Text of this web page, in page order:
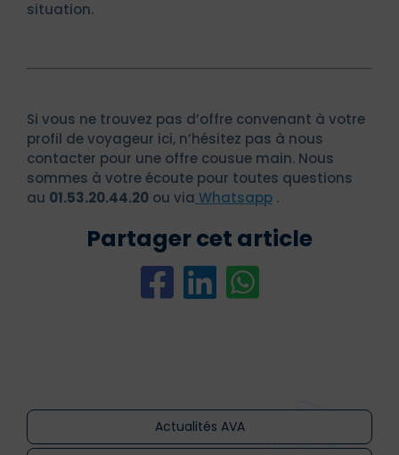
situation.
Si vous ne trouvez pas d’offre convenant à votre
profil de voyageur ici, n’hésitez pas à nous
contacter pour une offre cousue main. Nous
sommes à votre écoute pour toutes questions
au 01.53.20.44.20 ou via Whatsapp .
Partager cet article
Actualités AVA